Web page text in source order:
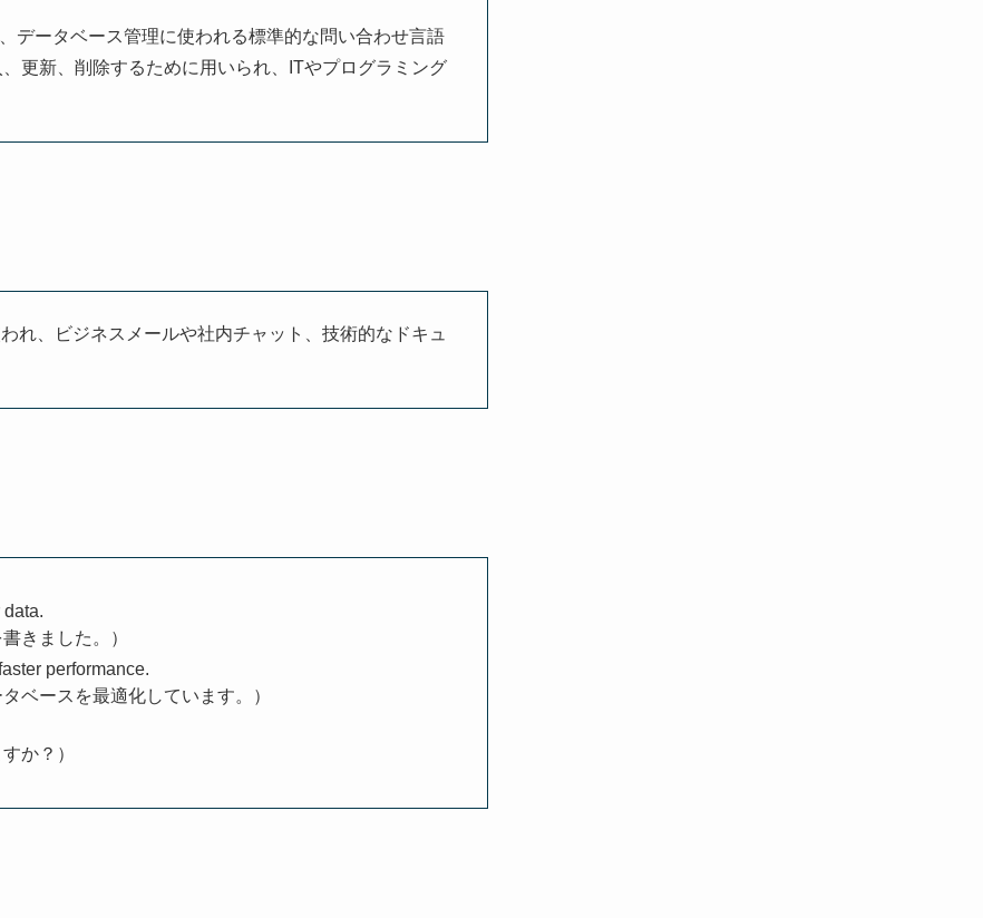
データベース管理に使われる標準的な問い合わせ言語
更新、削除するために用いられ、ITやプログラミング
れ、ビジネスメールや社内チャット、技術的なドキュ
data.
きました。）
performance.
ベースを最適化しています。）
か？）